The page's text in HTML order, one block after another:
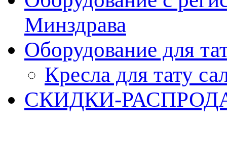
Минздрава
Оборудование для
Кресла для тату
СКИДКИ-